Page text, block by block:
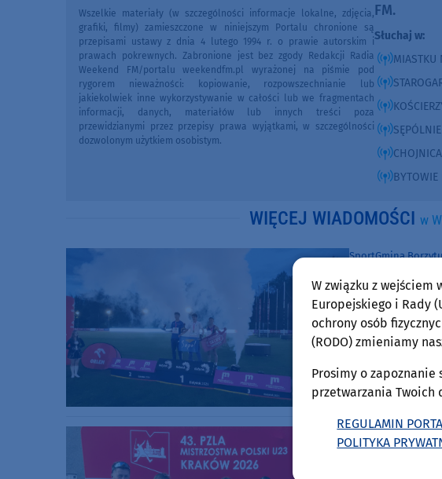
FM.
Słuchaj w:
MIASTKU
BYTOWIE
Wszelkie materiały (w szczególności informacje lokalne, zdjęcia,
grafiki, filmy) zamieszczone w niniejszym Portalu chronione są
przepisami ustawy z dnia 4 lutego 1994 r. o prawie autorskim i
prawach pokrewnych. Zabronione jest bez zgody Redakcji Radia
Weekend FM/portalu weekendfm.pl wyrażonej na piśmie pod
rygorem nieważności: kopiowanie, rozpowszechnianie lub
jakiekolwiek inne wykorzystywanie w całości lub we fragmentach
informacji, danych, materiałów lub innych treści poza
przewidzianymi przez przepisy prawa wyjątkami, w szczególności
dozwolonym użytkiem osobistym.
WIĘCEJ WIADOMOŚCI w
SportGmina
Weronika
Krzysztof
Seniorów
Gmina
W związku z wejściem
Europejskiego i Rady
ochrony osób
(RODO) zmieniamy
Prosimy o
przetwarzania Twoich
REGULAMIN
POLITYKA